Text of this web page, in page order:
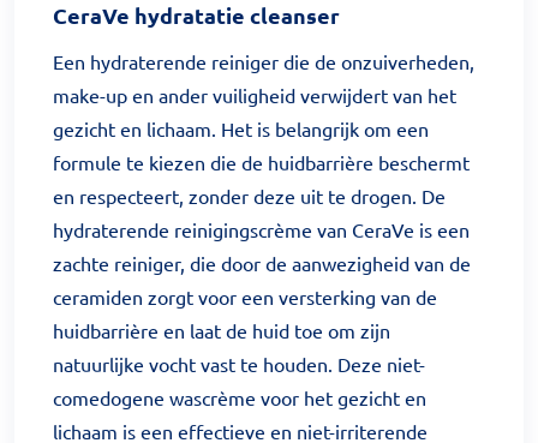
CeraVe hydratatie cleanser
Een hydraterende reiniger die de onzuiverheden,
make-up en ander vuiligheid verwijdert van het
gezicht en lichaam. Het is belangrijk om een
formule te kiezen die de huidbarrière beschermt
en respecteert, zonder deze uit te drogen. De
hydraterende reinigingscrème van CeraVe is een
zachte reiniger, die door de aanwezigheid van de
ceramiden zorgt voor een versterking van de
huidbarrière en laat de huid toe om zijn
natuurlijke vocht vast te houden. Deze niet-
comedogene wascrème voor het gezicht en
lichaam is een effectieve en niet-irriterende